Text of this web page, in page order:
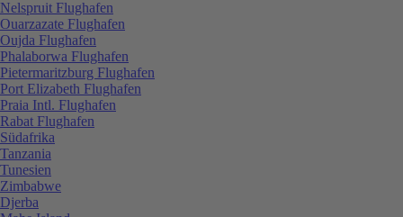
Nelspruit Flughafen
Ouarzazate Flughafen
Oujda Flughafen
Phalaborwa Flughafen
Pietermaritzburg Flughafen
Port Elizabeth Flughafen
Praia Intl. Flughafen
Rabat Flughafen
Südafrika
Tanzania
Tunesien
Zimbabwe
Djerba